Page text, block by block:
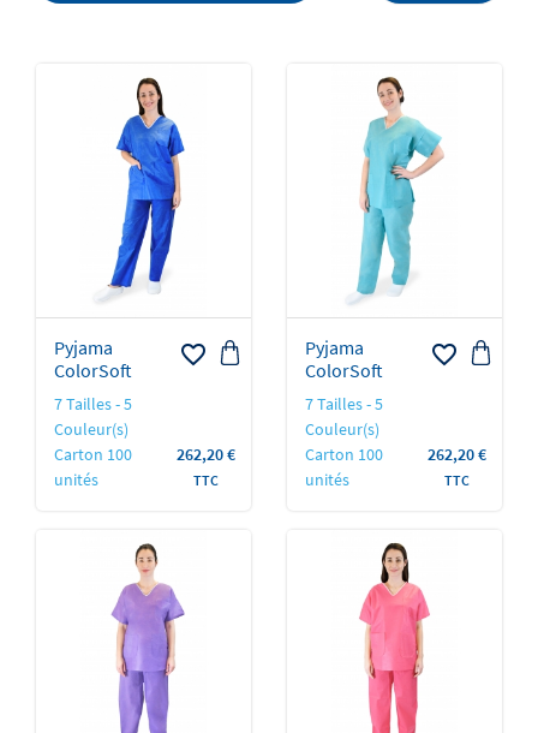
Pyjama
ColorSoft
7 Tailles - 5
Couleur(s)
Carton 100
unités
favorite_border
Prix
262,20 €
TTC
Pyjama
ColorSoft
7 Tailles - 5
Couleur(s)
Carton 100
unités
favorite_border
Prix
262,20 €
TTC